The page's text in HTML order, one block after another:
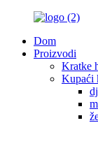
Dom
Proizvodi
Kratke
Kupaći